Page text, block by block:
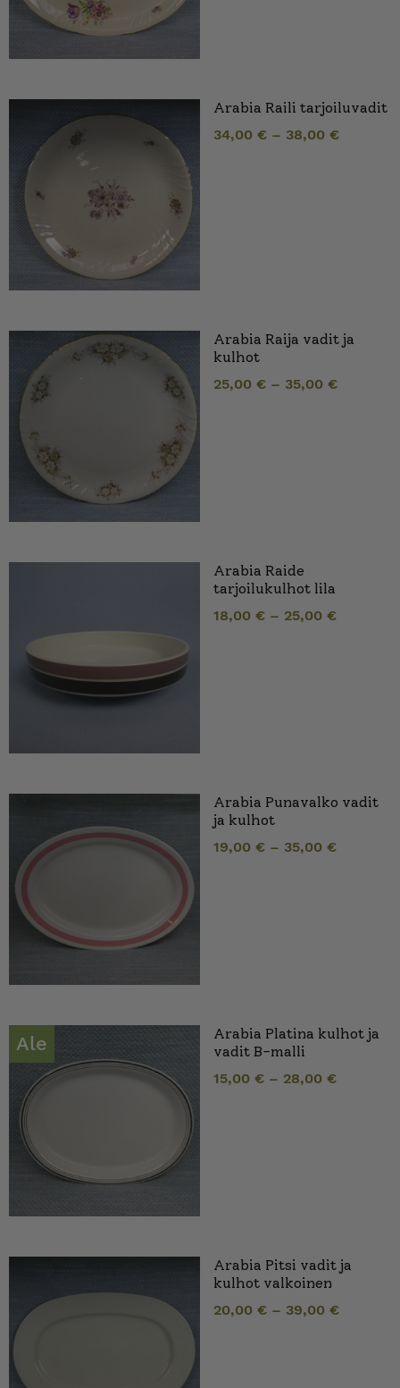
Arabia Raili tarjoiluvadit
34,00 € – 38,00 €
Arabia Raija vadit ja
kulhot
25,00 € – 35,00 €
Arabia Raide
tarjoilukulhot lila
18,00 € – 25,00 €
Arabia Punavalko vadit
ja kulhot
19,00 € – 35,00 €
Ale
Arabia Platina kulhot ja
vadit B-malli
15,00 € – 28,00 €
Arabia Pitsi vadit ja
kulhot valkoinen
20,00 € – 39,00 €